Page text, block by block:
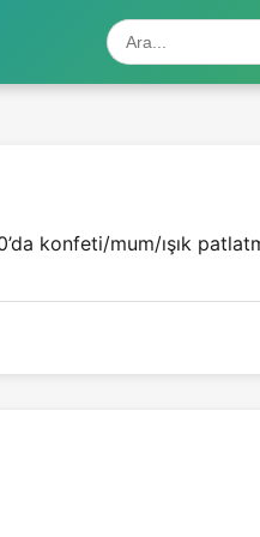
konfeti/mum/ışık